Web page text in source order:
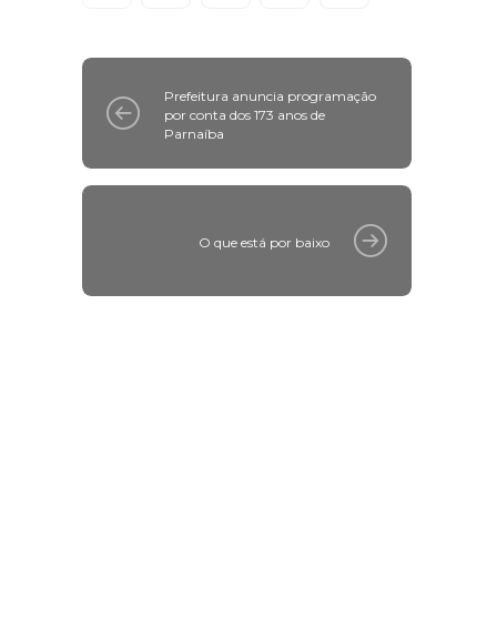
Prefeitura anuncia programação
por conta dos 173 anos de
Parnaíba
O que está por baixo